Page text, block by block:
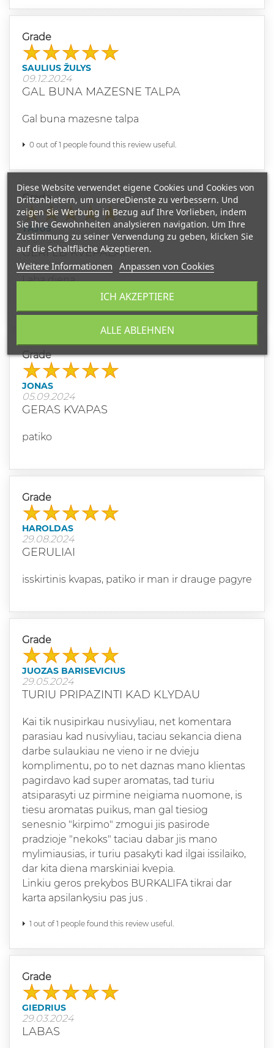
Grade
SAULIUS ŽULYS
09.12.2024
GAL BUNA MAZESNE TALPA
Gal buna mazesne talpa
0 out of 1 people found this review useful.
Grade
TAJUS
17.09.2024
GERI LB KVEPALAI
Laba diena
Kada vėl bus akcija šiems kvepalams?
Grade
JONAS
05.09.2024
GERAS KVAPAS
patiko
Grade
HAROLDAS
29.08.2024
GERULIAI
isskirtinis kvapas, patiko ir man ir drauge pagyre
Grade
JUOZAS BARISEVICIUS
29.05.2024
TURIU PRIPAZINTI KAD KLYDAU
Kai tik nusipirkau nusivyliau, net komentara
parasiau kad nusivyliau, taciau sekancia diena
darbe sulaukiau ne vieno ir ne dvieju
komplimentu, po to net daznas mano klientas
pagirdavo kad super aromatas, tad turiu
atsiparasyti uz pirmine neigiama nuomone, is
tiesu aromatas puikus, man gal tiesiog
senesnio "kirpimo" zmogui jis pasirode
pradzioje "nekoks" taciau dabar jis mano
mylimiausias, ir turiu pasakyti kad ilgai issilaiko,
dar kita diena marskiniai kvepia.
Linkiu geros prekybos BURKALIFA tikrai dar
karta apsilankysiu pas jus .
1 out of 1 people found this review useful.
Grade
GIEDRIUS
29.03.2024
LABAS
Diese Website verwendet eigene Cookies und Cookies von
Drittanbietern, um unsereDienste zu verbessern. Und
zeigen Sie Werbung in Bezug auf Ihre Vorlieben, indem
Sie Ihre Gewohnheiten analysieren navigation. Um Ihre
Zustimmung zu seiner Verwendung zu geben, klicken Sie
auf die Schaltfläche Akzeptieren.
Weitere Informationen Anpassen von Cookies
ALLE ABLEHNEN
ICH AKZEPTIERE